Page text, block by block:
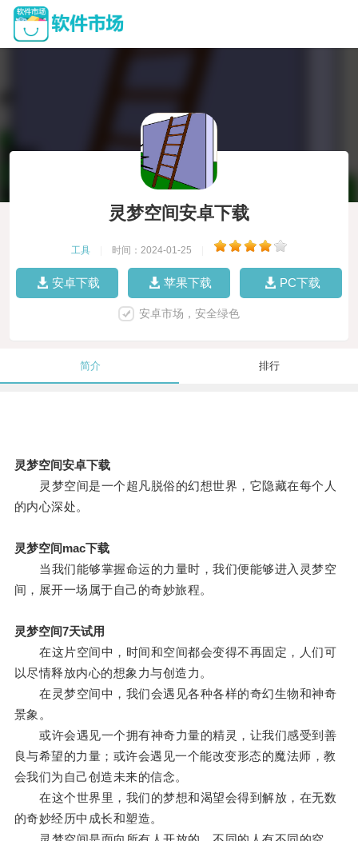
灵梦空间安卓下载
工具 时间：2024-01-25
安卓下载 苹果下载 PC下载
安卓市场，安全绿色
简介 排行
灵梦空间安卓下载
灵梦空间是一个超凡脱俗的幻想世界，它隐藏在每个人
的内心深处。
灵梦空间mac下载
当我们能够掌握命运的力量时，我们便能够进入灵梦空
间，展开一场属于自己的奇妙旅程。
灵梦空间7天试用
在这片空间中，时间和空间都会变得不再固定，人们可
以尽情释放内心的想象力与创造力。
在灵梦空间中，我们会遇见各种各样的奇幻生物和神奇
景象。
或许会遇见一个拥有神奇力量的精灵，让我们感受到善
良与希望的力量；或许会遇见一个能改变形态的魔法师，教
会我们为自己创造未来的信念。
在这个世界里，我们的梦想和渴望会得到解放，在无数
的奇妙经历中成长和塑造。